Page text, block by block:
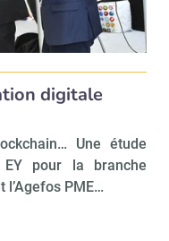
digitale
Une étude
pour la branche
l’Agefos PME…